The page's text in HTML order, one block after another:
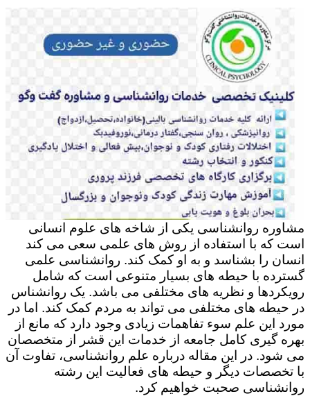
مشاوره روانشناسی یکی از شاخه های علوم انسانی
است که با استفاده از روش های علمی سعی می کند
انسان را بشناسد و به او کمک کند. روانشناسی علمی
گسترده با حیطه های بسیار متنوعی است که شامل
رویکردها و نظریه های مختلفی می باشد. یک روانشناس
در حیطه های مختلفی می تواند به مردم کمک کند. اما در
مورد این علم سوء تفاهمات زیادی وجود دارد که مانع از
بهره گیری کامل جامعه از خدمات این قشر از متخصصان
می شود. در این مقاله درباره علم روانشناسی، تفاوت آن
با تخصصات دیگر و حیطه های فعالیت این رشته
روانشناسی صحبت خواهیم کرد.